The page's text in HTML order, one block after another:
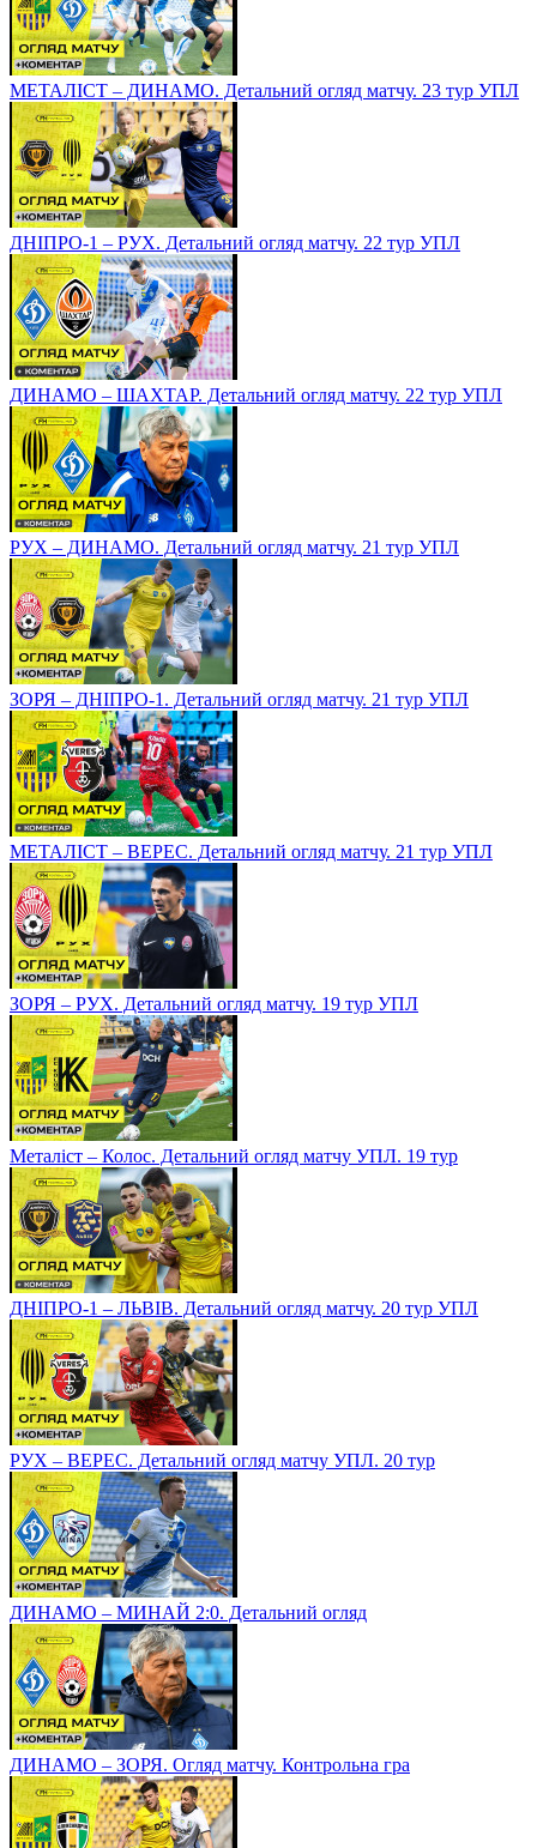
МЕТАЛІСТ – ДИНАМО. Детальний огляд матчу. 23 тур УПЛ
ДНІПРО-1 – РУХ. Детальний огляд матчу. 22 тур УПЛ
ДИНАМО – ШАХТАР. Детальний огляд матчу. 22 тур УПЛ
РУХ – ДИНАМО. Детальний огляд матчу. 21 тур УПЛ
ЗОРЯ – ДНІПРО-1. Детальний огляд матчу. 21 тур УПЛ
МЕТАЛІСТ – ВЕРЕС. Детальний огляд матчу. 21 тур УПЛ
ЗОРЯ – РУХ. Детальний огляд матчу. 19 тур УПЛ
Металіст – Колос. Детальний огляд матчу УПЛ. 19 тур
ДНІПРО-1 – ЛЬВІВ. Детальний огляд матчу. 20 тур УПЛ
РУХ – ВЕРЕС. Детальний огляд матчу УПЛ. 20 тур
ДИНАМО – МИНАЙ 2:0. Детальний огляд
ДИНАМО – ЗОРЯ. Огляд матчу. Контрольна гра